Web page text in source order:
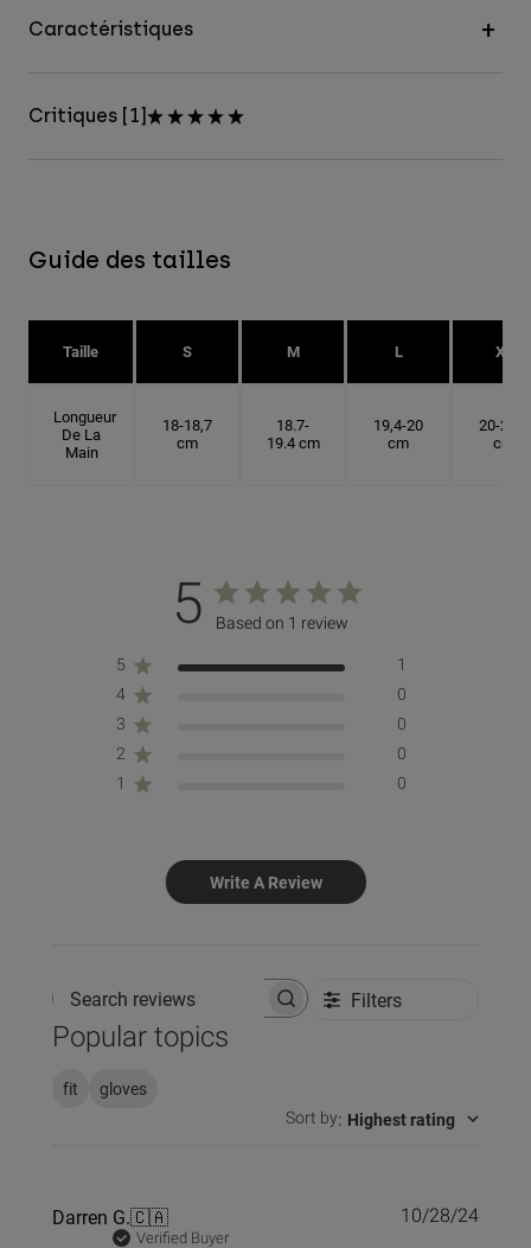
Caractéristiques
Critiques [1]
Guide des tailles
Taille S M L XL
Longueur
De La
Main
18-18,7
cm
18.7-
19.4 cm
19,4-20
cm
20-20,6
cm
5 Based on 1 review
5
1
4
0
3
0
2
0
1
0
Write A Review
Search reviews Filters
Popular topics
fit gloves
Sort by: Highest rating
Darren G.🇨🇦
Verified Buyer
10/28/24